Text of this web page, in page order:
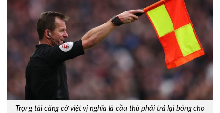
Trọng tài căng cờ việt vị nghĩa là cầu thủ phải trả lại bóng cho